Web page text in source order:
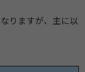
りますが、主に以